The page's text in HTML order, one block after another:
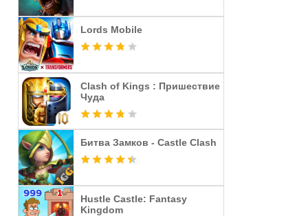
Lords Mobile
Clash of Kings : Пришествие
Чуда
Битва Замков - Castle Clash
Hustle Castle: Fantasy
Kingdom